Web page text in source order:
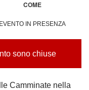
COME
EVENTO IN PRESENZA
sono chiuse
Camminate nella